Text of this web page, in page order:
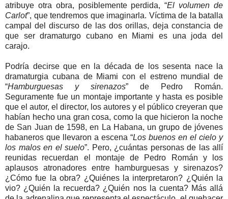
atribuye otra obra, posiblemente perdida, “El volumen de
Carlot”, que tendremos que imaginarla. Víctima de la batalla
campal del discurso de las dos orillas, deja constancia de
que ser dramaturgo cubano en Miami es una joda del
carajo.
Podría decirse que en la década de los sesenta nace la
dramaturgia cubana de Miami con el estreno mundial de
“Hamburguesas y sirenazos” de Pedro Román.
Seguramente fue un montaje importante y hasta es posible
que el autor, el director, los autores y el público creyeran que
habían hecho una gran cosa, como la que hicieron la noche
de San Juan de 1598, en La Habana, un grupo de jóvenes
habaneros que llevaron a escena “Los buenos en el cielo y
los malos en el suelo”. Pero, ¿cuántas personas de las allí
reunidas recuerdan el montaje de Pedro Román y los
aplausos atronadores entre hamburguesas y sirenazos?
¿Cómo fue la obra? ¿Quiénes la interpretaron? ¿Quién la
vio? ¿Quién la recuerda? ¿Quién nos la cuenta? Más allá